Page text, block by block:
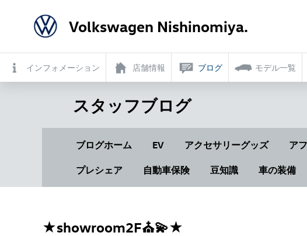
Volkswagen Nishinomiya.
インフォメーション 店舗情報 ブログ モデル一覧
スタッフブログ
ブログホーム EV アクセサリーグッズ ア
プレシェア 自動車保険 豆知識 車の装備
★showroom2F⛪💫★